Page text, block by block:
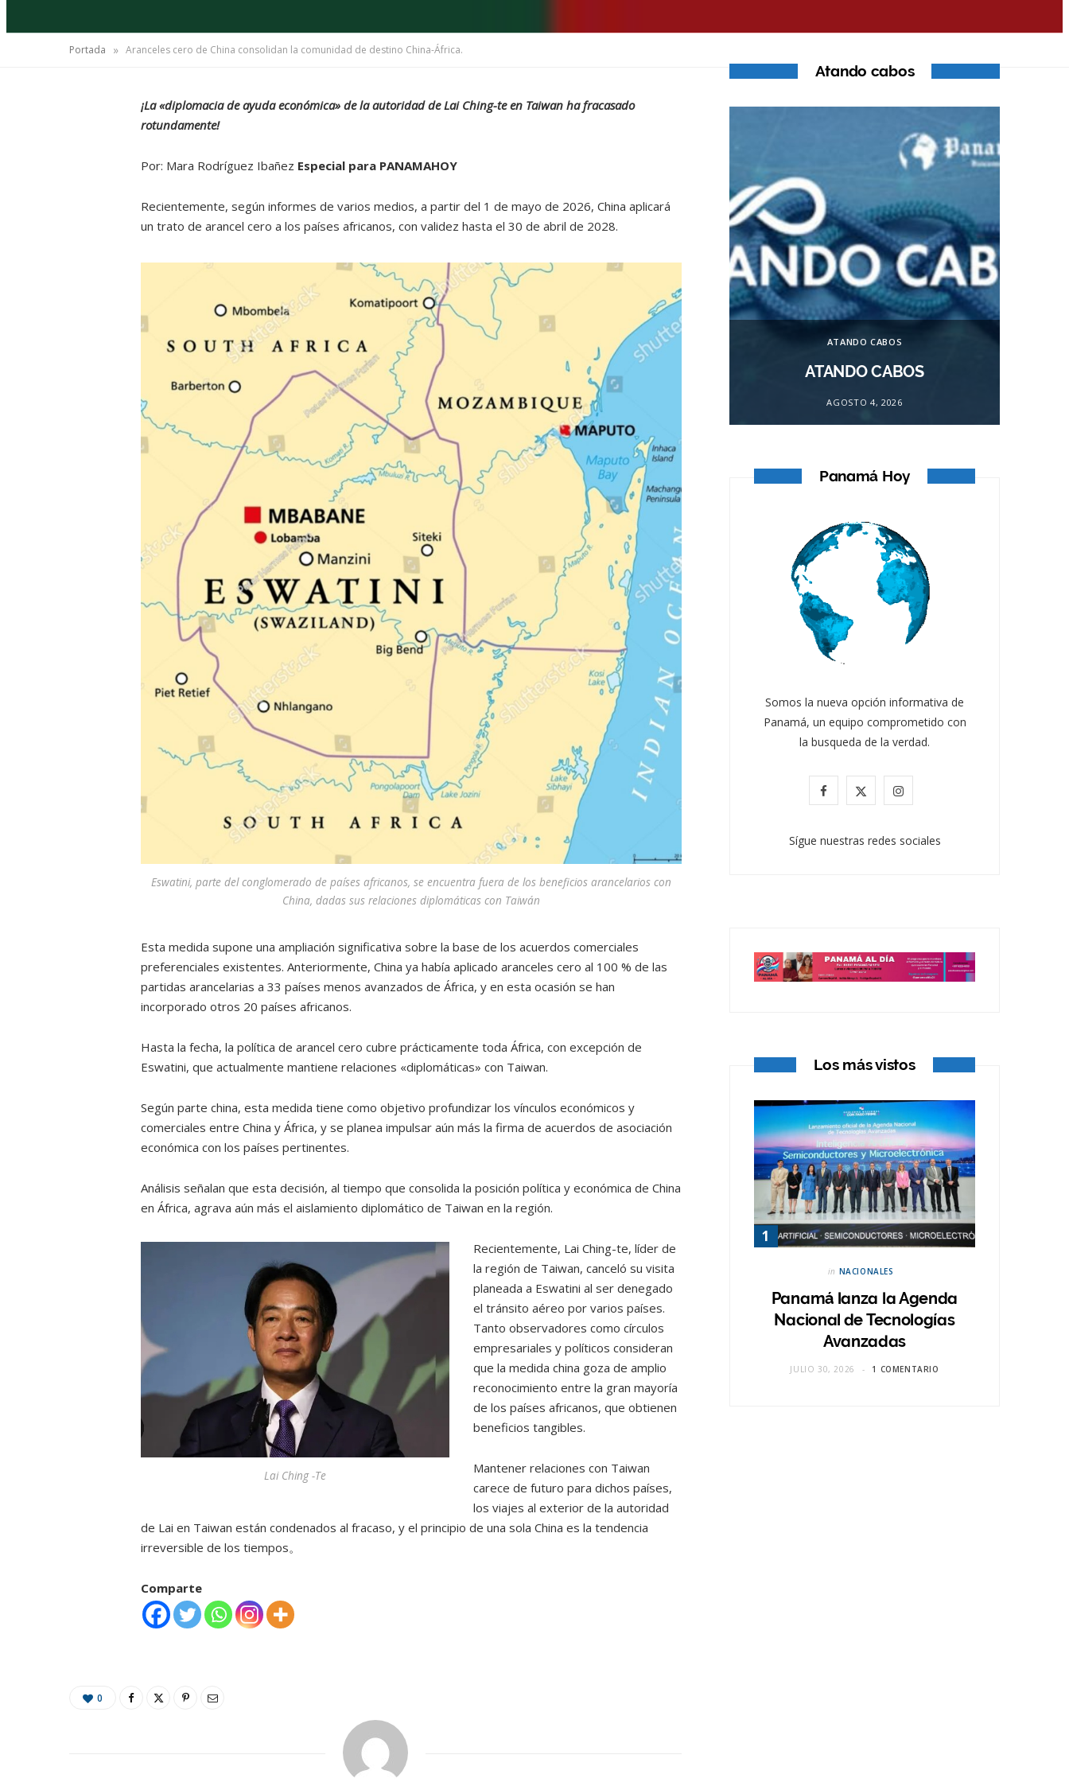
Portada » Aranceles cero de China consolidan la comunidad de destino China-África.
¡La «diplomacia de ayuda económica» de la autoridad de Lai Ching-te en Taiwan ha fracasado
rotundamente!
Por: Mara Rodríguez Ibañez Especial para PANAMAHOY
Recientemente, según informes de varios medios, a partir del 1 de mayo de 2026, China aplicará
un trato de arancel cero a los países africanos, con validez hasta el 30 de abril de 2028.
Eswatini, parte del conglomerado de países africanos, se encuentra fuera de los beneficios arancelarios con
China, dadas sus relaciones diplomáticas con Taiwán
Esta medida supone una ampliación significativa sobre la base de los acuerdos comerciales
preferenciales existentes. Anteriormente, China ya había aplicado aranceles cero al 100 % de las
partidas arancelarias a 33 países menos avanzados de África, y en esta ocasión se han
incorporado otros 20 países africanos.
Hasta la fecha, la política de arancel cero cubre prácticamente toda África, con excepción de
Eswatini, que actualmente mantiene relaciones «diplomáticas» con Taiwan.
Según parte china, esta medida tiene como objetivo profundizar los vínculos económicos y
comerciales entre China y África, y se planea impulsar aún más la firma de acuerdos de asociación
económica con los países pertinentes.
Análisis señalan que esta decisión, al tiempo que consolida la posición política y económica de China
en África, agrava aún más el aislamiento diplomático de Taiwan en la región.
Lai Ching -Te
Recientemente, Lai Ching-te, líder de
la región de Taiwan, canceló su visita
planeada a Eswatini al ser denegado
el tránsito aéreo por varios países.
Tanto observadores como círculos
empresariales y políticos consideran
que la medida china goza de amplio
reconocimiento entre la gran mayoría
de los países africanos, que obtienen
beneficios tangibles.
Mantener relaciones con Taiwan
carece de futuro para dichos países,
los viajes al exterior de la autoridad
de Lai en Taiwan están condenados al fracaso, y el principio de una sola China es la tendencia
irreversible de los tiempos。
Comparte
0
Atando cabos
ATANDO CABOS
JULIO 30, 2026
ATANDO CABOS
ATANDO CABOS
AGOSTO 4, 2026
Panamá Hoy
Somos la nueva opción informativa de
Panamá, un equipo comprometido con
la busqueda de la verdad.
F
c
o
T
t
I
s
r
Sígue nuestras redes sociales
Los más vistos
in NACIONALES
Panamá lanza la Agenda
Nacional de Tecnologías
Avanzadas
JULIO 30, 2026 1 COMENTARIO